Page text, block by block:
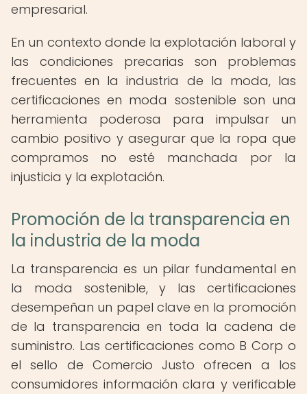
empresarial.
En un contexto donde la explotación laboral y
las condiciones precarias son problemas
frecuentes en la industria de la moda, las
certificaciones en moda sostenible son una
herramienta poderosa para impulsar un
cambio positivo y asegurar que la ropa que
compramos no esté manchada por la
injusticia y la explotación.
Promoción de la transparencia en
la industria de la moda
La transparencia es un pilar fundamental en
la moda sostenible, y las certificaciones
desempeñan un papel clave en la promoción
de la transparencia en toda la cadena de
suministro. Las certificaciones como B Corp o
el sello de Comercio Justo ofrecen a los
consumidores información clara y verificable